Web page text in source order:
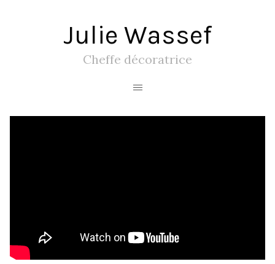
Julie Wassef
Cheffe décoratrice